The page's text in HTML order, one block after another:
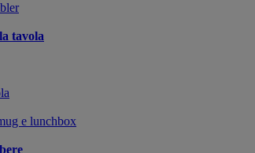
tavola
e lunchbox